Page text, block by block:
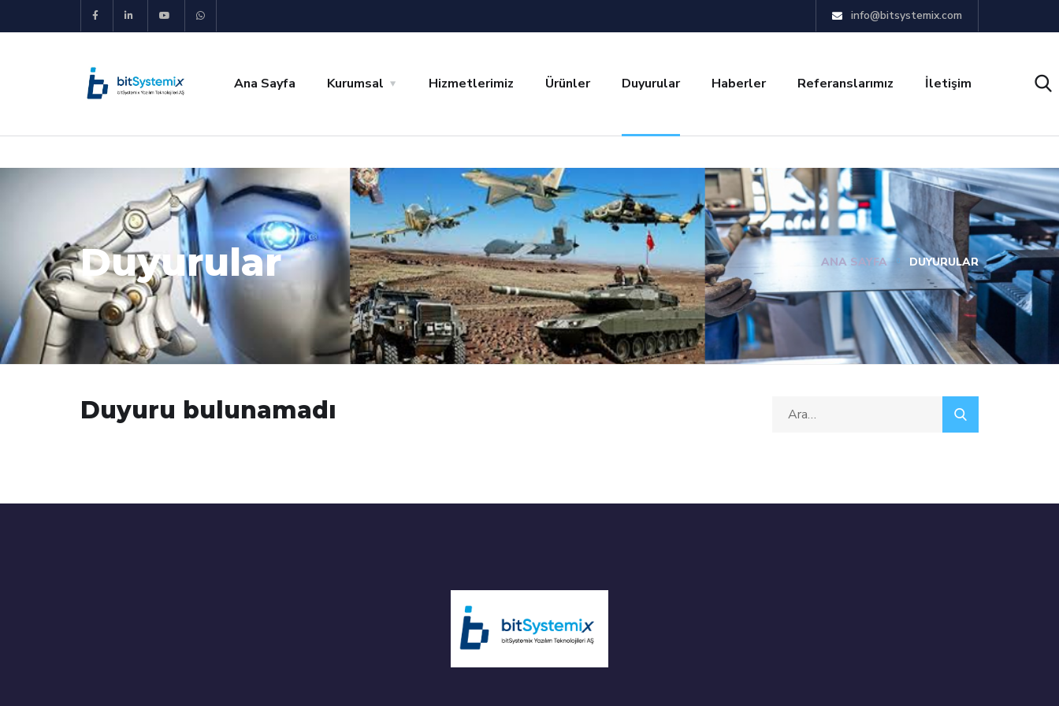
info@bitsystemix.com
Ana Sayfa Kurumsal Hizmetlerimiz Ürünler Duyurular Haberler Referanslarımız İletişim
Duyurular ANA SAYFA DUYURULAR
Duyuru bulunamadı